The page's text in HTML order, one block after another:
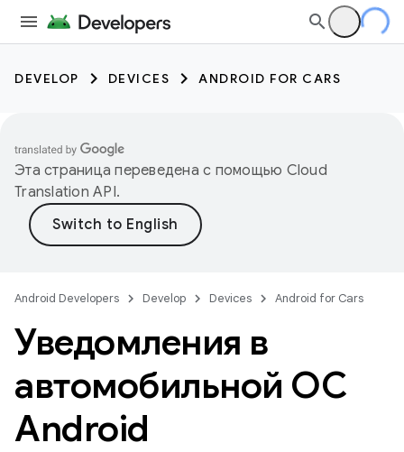
DEVELOP DEVICES ANDROID FOR CARS
Эта страница переведена с помощью Cloud
Translation API.
Android Developers Develop Devices Android for Cars
Уведомления в
автомобильной ОС
Android